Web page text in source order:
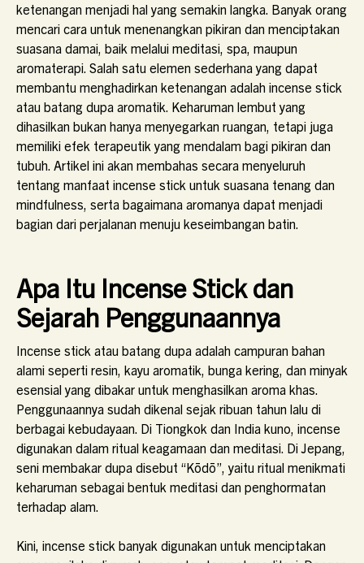
ketenangan menjadi hal yang semakin langka. Banyak orang
mencari cara untuk menenangkan pikiran dan menciptakan
suasana damai, baik melalui meditasi, spa, maupun
aromaterapi. Salah satu elemen sederhana yang dapat
membantu menghadirkan ketenangan adalah incense stick
atau batang dupa aromatik. Keharuman lembut yang
dihasilkan bukan hanya menyegarkan ruangan, tetapi juga
memiliki efek terapeutik yang mendalam bagi pikiran dan
tubuh. Artikel ini akan membahas secara menyeluruh
tentang manfaat incense stick untuk suasana tenang dan
mindfulness, serta bagaimana aromanya dapat menjadi
bagian dari perjalanan menuju keseimbangan batin.
Apa Itu Incense Stick dan
Sejarah Penggunaannya
Incense stick atau batang dupa adalah campuran bahan
alami seperti resin, kayu aromatik, bunga kering, dan minyak
esensial yang dibakar untuk menghasilkan aroma khas.
Penggunaannya sudah dikenal sejak ribuan tahun lalu di
berbagai kebudayaan. Di Tiongkok dan India kuno, incense
digunakan dalam ritual keagamaan dan meditasi. Di Jepang,
seni membakar dupa disebut “Kōdō”, yaitu ritual menikmati
keharuman sebagai bentuk meditasi dan penghormatan
terhadap alam.
Kini, incense stick banyak digunakan untuk menciptakan